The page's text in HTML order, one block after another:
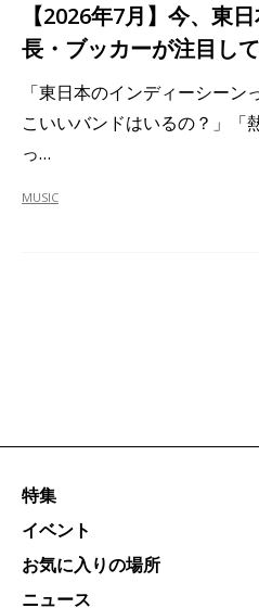
【2026年7月】今、東
長・ブッカーが注目し
「東日本のインディーシー
こいいバンドはいるの？」「
っ…
MUSIC
特集
イベント
お気に入りの場所
ニュース